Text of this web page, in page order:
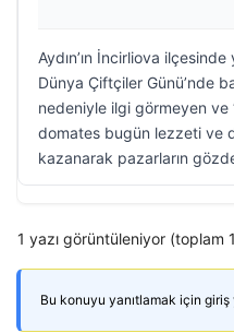
Aydın’ın İncirliova
Dünya Çiftçiler Günü’nde
nedeniyle ilgi görmeyen ve
domates bugün lezzeti ve
kazanarak pazarların
1 yazı görüntüleniyor (toplam
Bu konuyu yanıtlamak için giriş